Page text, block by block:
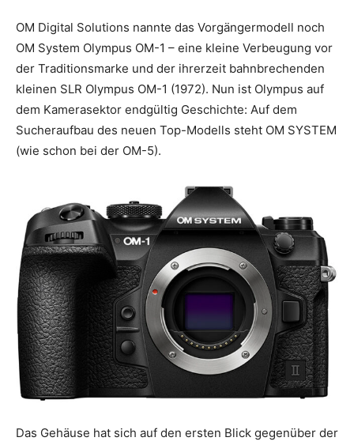
OM Digital Solutions nannte das Vorgängermodell noch
OM System Olympus OM-1 – eine kleine Verbeugung vor
der Traditionsmarke und der ihrerzeit bahnbrechenden
kleinen SLR Olympus OM-1 (1972). Nun ist Olympus auf
dem Kamerasektor endgültig Geschichte: Auf dem
Sucheraufbau des neuen Top-Modells steht OM SYSTEM
(wie schon bei der OM-5).
Das Gehäuse hat sich auf den ersten Blick gegenüber der